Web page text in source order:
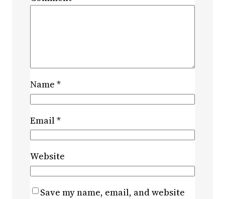
Name *
Email*
Website
Save my name, email, and website